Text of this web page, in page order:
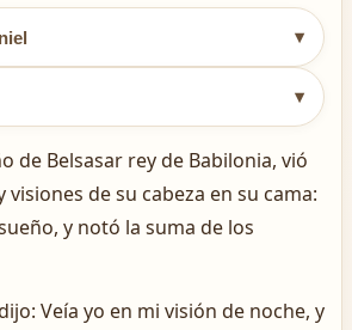
▾
▾
de Belsasar rey de Babilonia, vió
visiones de su cabeza en su cama:
y notó la suma de los
Veía yo en mi visión de noche, y